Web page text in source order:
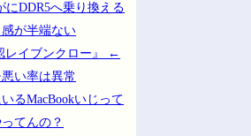
にDDR5へ乗り換える
が半端ない
レイブンクロー』 ←
い率は異常
るMacBookいじって
てんの？